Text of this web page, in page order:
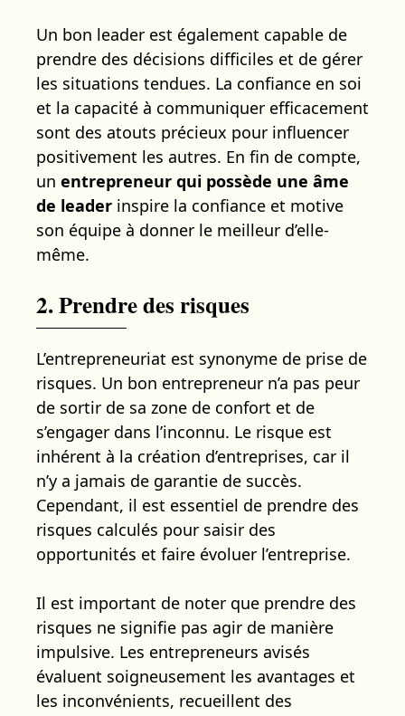
Un bon leader est également capable de
prendre des décisions difficiles et de gérer
les situations tendues. La confiance en soi
et la capacité à communiquer efficacement
sont des atouts précieux pour influencer
positivement les autres. En fin de compte,
un entrepreneur qui possède une âme
de leader inspire la confiance et motive
son équipe à donner le meilleur d’elle-
même.
2. Prendre des risques
L’entrepreneuriat est synonyme de prise de
risques. Un bon entrepreneur n’a pas peur
de sortir de sa zone de confort et de
s’engager dans l’inconnu. Le risque est
inhérent à la création d’entreprises, car il
n’y a jamais de garantie de succès.
Cependant, il est essentiel de prendre des
risques calculés pour saisir des
opportunités et faire évoluer l’entreprise.
Il est important de noter que prendre des
risques ne signifie pas agir de manière
impulsive. Les entrepreneurs avisés
évaluent soigneusement les avantages et
les inconvénients, recueillent des